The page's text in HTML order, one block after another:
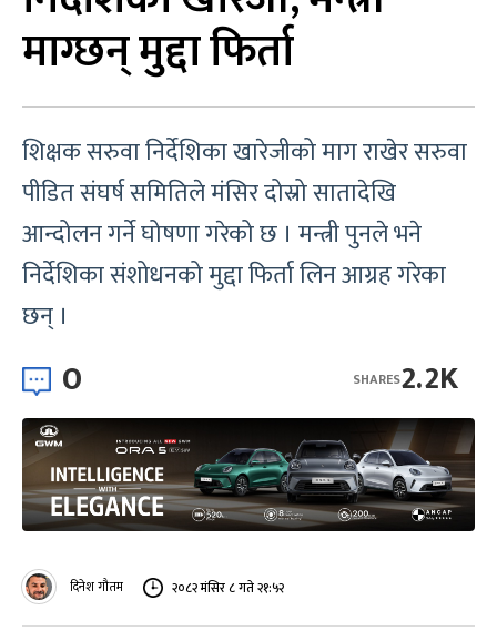
माग्छन् मुद्दा फिर्ता
शिक्षक सरुवा निर्देशिका खारेजीको माग राखेर सरुवा
पीडित संघर्ष समितिले मंसिर दोस्रो सातादेखि
आन्दोलन गर्ने घोषणा गरेको छ । मन्त्री पुनले भने
निर्देशिका संशोधनको मुद्दा फिर्ता लिन आग्रह गरेका
छन् ।
0 2.2K
SHARES
दिनेश गौतम २०८२ मंसिर ८ गते २१:५२